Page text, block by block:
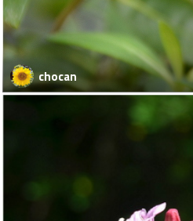
chocan